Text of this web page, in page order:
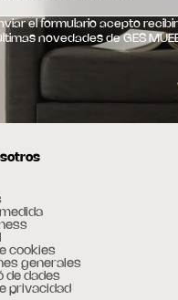
el formulario acepto
novedades de GES
cookies
generales
de dades
privacidad